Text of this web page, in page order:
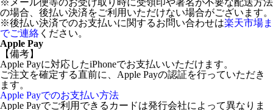
※メール便等のお受け取り時に受領印や署名が不要な配送方法
の場合、後払い決済をご利用いただけない場合がございます。
※後払い決済でのお支払いに関するお問い合わせは楽天市場ま
でご連絡 ください。
Apple Pay
【備考】
Apple Payに対応したiPhoneでお支払いいただけます。
ご注文を確定する直前に、Apple Payの認証を行っていただき
ます。
Apple Payでのお支払い方法
Apple Payでご利用できるカードは発行会社によって異なりま